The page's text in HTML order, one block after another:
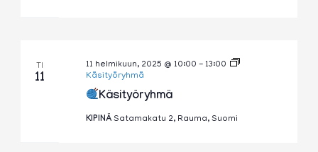
TI
11
Käsityöryhmä
11 helmikuun, 2025 @ 10:00 - 13:00
Käsityöryhmä
KIPINÄ Satamakatu 2, Rauma, Suomi